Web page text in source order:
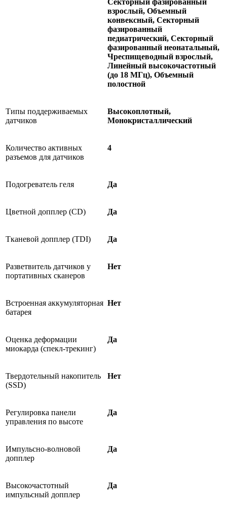
Секторный фазированный
взрослый, Объемный
конвексный, Секторный
фазированный
педиатрический, Секторный
фазированный неонатальный,
Чреспищеводный взрослый,
Линейный высокочастотный
(до 18 МГц), Объемный
полостной
Типы поддерживаемых
датчиков
Высокоплотный,
Монокристаллический
Количество активных
разъемов для датчиков
4
Подогреватель геля Да
Цветной допплер (CD) Да
Тканевой допплер (TDI) Да
Разветвитель датчиков у
портативных сканеров
Нет
Встроенная аккумуляторная
батарея
Нет
Оценка деформации
миокарда (спекл-трекинг)
Да
Твердотельный накопитель
(SSD)
Нет
Регулировка панели
управления по высоте
Да
Импульсно-волновой
допплер
Да
Высокочастотный
импульсный допплер
Да